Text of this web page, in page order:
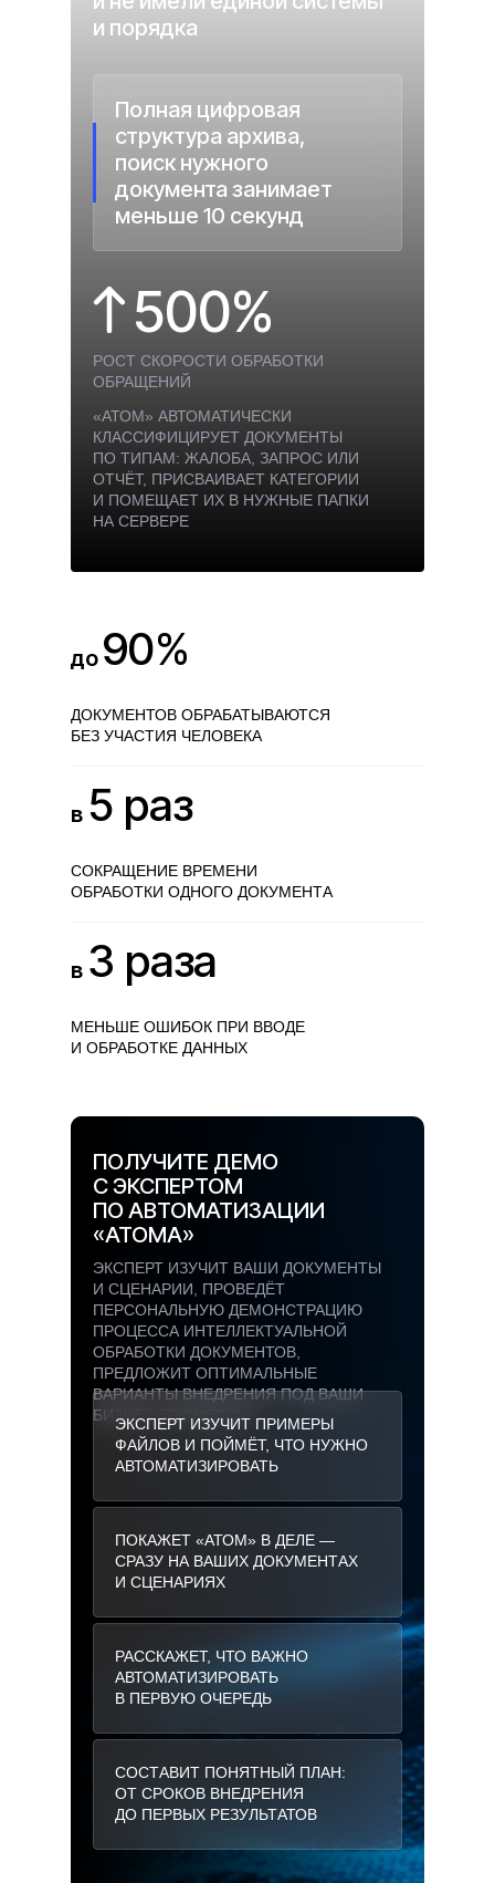
500%
и порядка
РОСТ СКОРОСТИ ОБРАБОТКИ
ОБРАЩЕНИЙ
«АТОМ» АВТОМАТИЧЕСКИ
КЛАССИФИЦИРУЕТ ДОКУМЕНТЫ
ПО ТИПАМ: ЖАЛОБА, ЗАПРОС ИЛИ
ОТЧЁТ, ПРИСВАИВАЕТ КАТЕГОРИИ
И ПОМЕЩАЕТ ИХ В НУЖНЫЕ ПАПКИ
НА СЕРВЕРЕ
Полная цифровая
структура архива,
поиск нужного
документа занимает
меньше 10 секунд
3 раза
в
МЕНЬШЕ ОШИБОК ПРИ ВВОДЕ
И ОБРАБОТКЕ ДАННЫХ
5 раз
в
СОКРАЩЕНИЕ ВРЕМЕНИ
ОБРАБОТКИ ОДНОГО ДОКУМЕНТА
90%
до
ДОКУМЕНТОВ ОБРАБАТЫВАЮТСЯ
БЕЗ УЧАСТИЯ ЧЕЛОВЕКА
ПОЛУЧИТЕ ДЕМО
С ЭКСПЕРТОМ
ПО АВТОМАТИЗАЦИИ
«АТОМА»
ЭКСПЕРТ ИЗУЧИТ ВАШИ ДОКУМЕНТЫ
И СЦЕНАРИИ, ПРОВЕДЁТ
ПЕРСОНАЛЬНУЮ ДЕМОНСТРАЦИЮ
ПРОЦЕССА ИНТЕЛЛЕКТУАЛЬНОЙ
ОБРАБОТКИ ДОКУМЕНТОВ,
ПРЕДЛОЖИТ ОПТИМАЛЬНЫЕ
ВАРИАНТЫ ВНЕДРЕНИЯ ПОД ВАШИ
БИЗНЕС-ПРОЦЕССЫ.
СОСТАВИТ ПОНЯТНЫЙ ПЛАН:
ОТ СРОКОВ ВНЕДРЕНИЯ
ДО ПЕРВЫХ РЕЗУЛЬТАТОВ
РАССКАЖЕТ, ЧТО ВАЖНО
АВТОМАТИЗИРОВАТЬ
В ПЕРВУЮ ОЧЕРЕДЬ
ПОКАЖЕТ «АТОМ» В ДЕЛЕ —
СРАЗУ НА ВАШИХ ДОКУМЕНТАХ
И СЦЕНАРИЯХ
ЭКСПЕРТ ИЗУЧИТ ПРИМЕРЫ
ФАЙЛОВ И ПОЙМЁТ, ЧТО НУЖНО
АВТОМАТИЗИРОВАТЬ